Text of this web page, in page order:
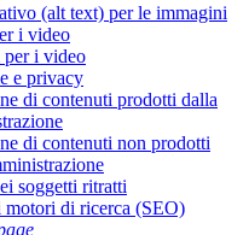
(alt text) per le immagini
i video
per i video
e privacy
di contenuti prodotti dalla
di contenuti non prodotti
soggetti ritratti
di ricerca (SEO)